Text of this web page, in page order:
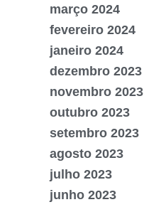
março 2024
fevereiro 2024
janeiro 2024
dezembro 2023
novembro 2023
outubro 2023
setembro 2023
agosto 2023
julho 2023
junho 2023